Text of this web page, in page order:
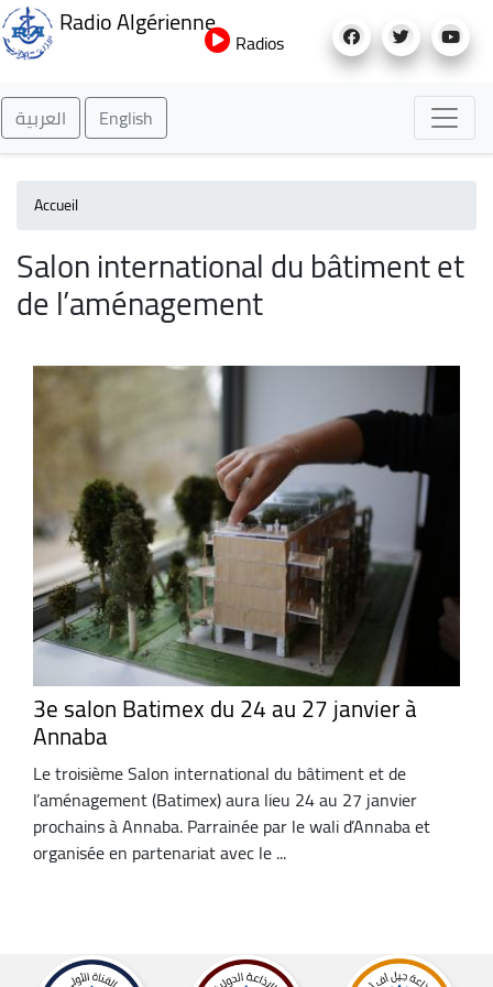
au
Radio Algérienne
Radios
العربية English
Accueil
Salon international du bâtiment et
de l’aménagement
3e salon Batimex du 24 au 27 janvier à
Annaba
Le troisième Salon international du bâtiment et de
l’aménagement (Batimex) aura lieu 24 au 27 janvier
prochains à Annaba. Parrainée par le wali d’Annaba et
organisée en partenariat avec le ...